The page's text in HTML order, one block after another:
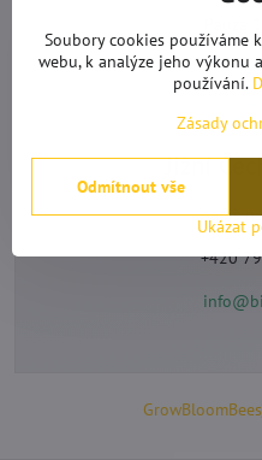
Jižní
napiš
+420
Soubory cookies používáme
webu, k analýze jeho výkonu
používání.
Zásady
Ukázat
Odmítnout vše